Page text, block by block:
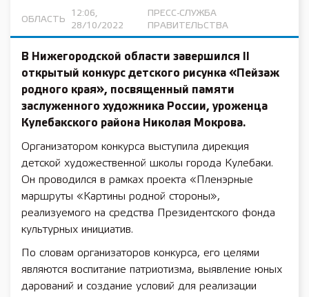
ОБЛАСТЬ
12:06,
28/10/2022
ПРЕСС-СЛУЖБА
ПРАВИТЕЛЬСТВА
В Нижегородской области завершился II
открытый конкурс детского рисунка «Пейзаж
родного края», посвященный памяти
заслуженного художника России, уроженца
Кулебакского района Николая Мокрова.
Организатором конкурса выступила дирекция
детской художественной школы города Кулебаки.
Он проводился в рамках проекта «Пленэрные
маршруты «Картины родной стороны»,
реализуемого на средства Президентского фонда
культурных инициатив.
По словам организаторов конкурса, его целями
являются воспитание патриотизма, выявление юных
дарований и создание условий для реализации